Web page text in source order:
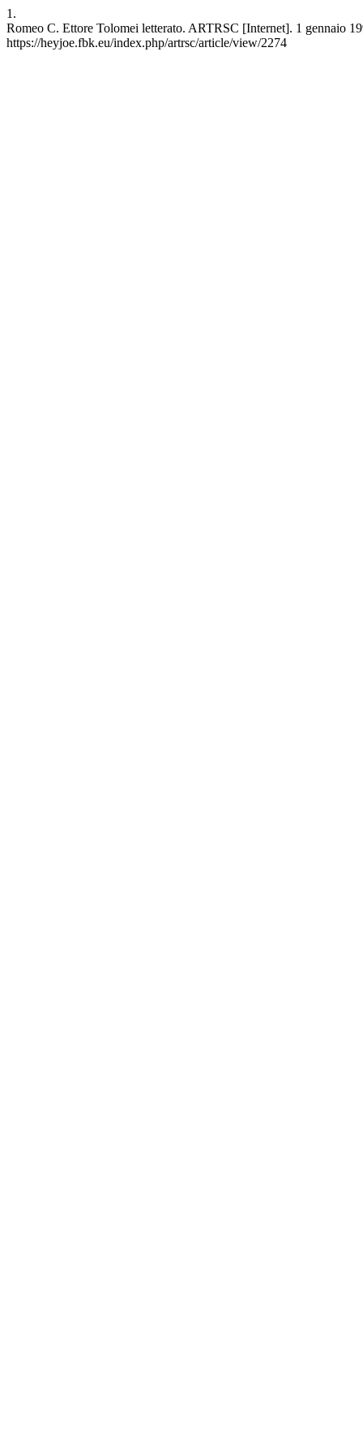
1.
Romeo C. Ettore Tolomei letterato. ARTRSC [Internet]. 1 gennaio
https://heyjoe.fbk.eu/index.php/artrsc/article/view/2274